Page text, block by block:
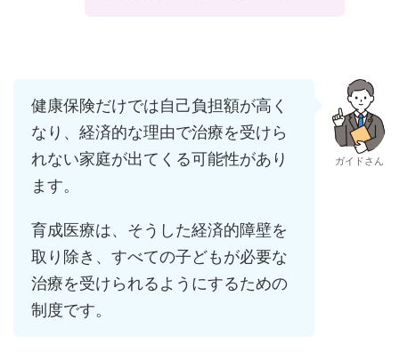
健康保険だけでは自己負担額が高く
なり、経済的な理由で治療を受けら
れない家庭が出てくる可能性があり
ます。
育成医療は、そうした経済的障壁を
取り除き、すべての子どもが必要な
治療を受けられるようにするための
制度です。
ガイドさん